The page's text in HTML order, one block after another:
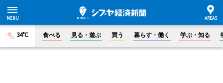
34°C 食べる 見る・遊ぶ 買う 暮らす・働く 学ぶ・知る